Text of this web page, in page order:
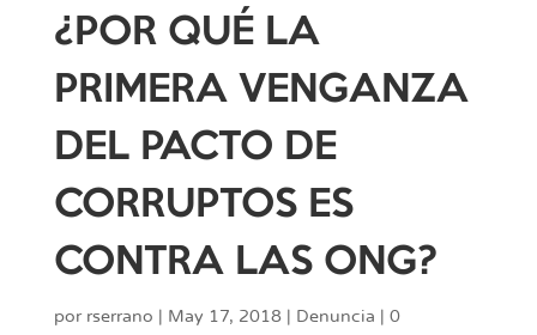
¿POR QUÉ LA
PRIMERA VENGANZA
DEL PACTO DE
CORRUPTOS ES
CONTRA LAS ONG?
por rserrano May 17, 2018| Denuncia
0